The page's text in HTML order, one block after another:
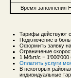
Время заполнения
Тарифы действуют с
Подключение в
Оформить заявку
Ограничение
1 Мбит/с = 1'000'000
Оплатить услуги
В некоторых
индивидуальные